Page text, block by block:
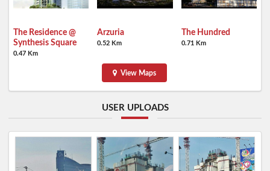
The Residence @
Synthesis Square
0.47 Km
Arzuria
0.52 Km
The Hundred
0.71 Km
View Maps
USER UPLOADS